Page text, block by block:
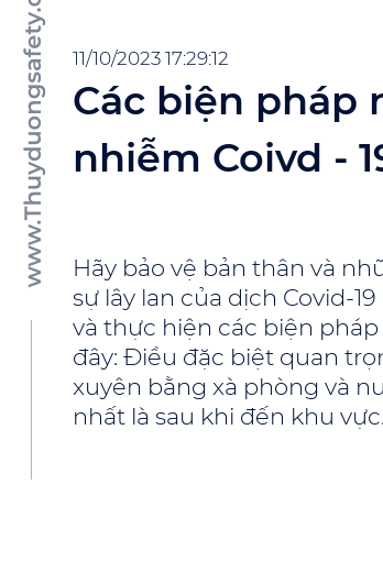
11/10/2023 17:29:12
Các biện pháp
nhiễm Coivd -
Hãy bảo vệ bản thân và
sự lây lan của dịch Covid-
và thực hiện các biện
đây: Điều đặc biệt quan
xuyên bằng xà phòng và
nhất là sau khi đến khu